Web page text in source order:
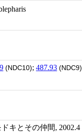
(NDC10); 487.93 (NDC9)
キとその仲間, 2002.4